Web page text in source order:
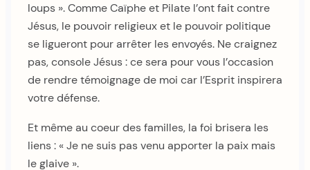
loups ». Comme Caïphe et Pilate l’ont fait contre
Jésus, le pouvoir religieux et le pouvoir politique
se ligueront pour arrêter les envoyés. Ne craignez
pas, console Jésus : ce sera pour vous l’occasion
de rendre témoignage de moi car l’Esprit inspirera
votre défense.
Et même au coeur des familles, la foi brisera les
liens : « Je ne suis pas venu apporter la paix mais
le glaive ».